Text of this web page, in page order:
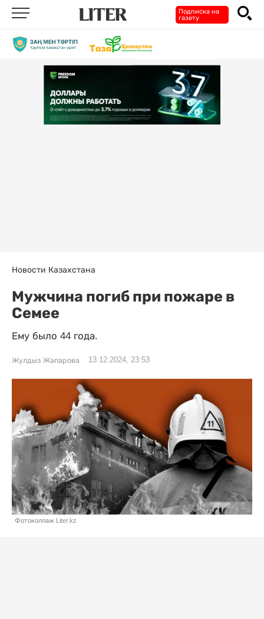
Подписка на
газету
Новости Казахстана
Мужчина погиб при пожаре в
Семее
Ему было 44 года.
Жулдыз Жапарова 13.12.2024, 23:53
Фотоколлаж Liter.kz